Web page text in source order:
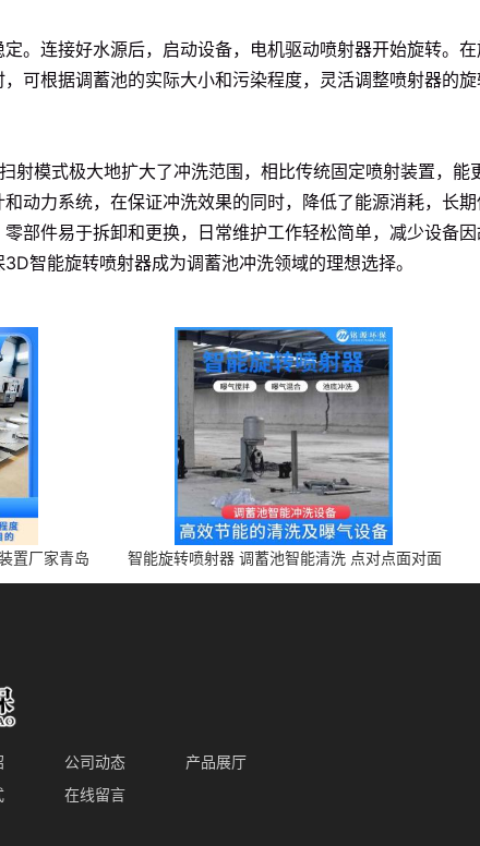
。连接好水源后，启动设备，电机驱动喷射器开始旋转
可根据调蓄池的实际大小和污染程度，灵活调整喷射器
射模式极大地扩大了冲洗范围，相比传统固定喷射装置，
动力系统，在保证冲洗效果的同时，降低了能源消耗，长期
部件易于拆卸和更换，日常维护工作轻松简单，减少设备
智能旋转喷射器成为调蓄池冲洗领域的理想选择。
置厂家青岛
蚀
智能旋转喷射器 调蓄池智能清洗 点对点面对面
旋转清洗
公司动态
产品展厅
在线留言